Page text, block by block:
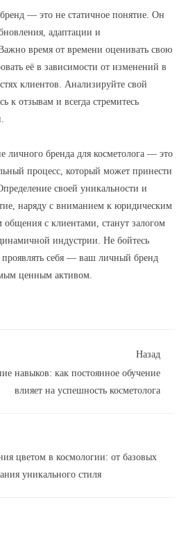
— это не статичное понятие. Он
адаптации и
время от времени оценивать свою
её в зависимости от изменений в
клиентов. Анализируйте свой
к отзывам и всегда стремитесь
личного бренда для косметолога — это
процесс, который может принести
своей уникальности и
наряду с вниманием к юридическим
с клиентами, станут залогом
индустрии. Не бойтесь
проявлять себя — ваш личный бренд
ценным активом.
Назад
навыков: как постоянное обучение
влияет на успешность косметолога
цветом в космологии: от базовых
уникального стиля